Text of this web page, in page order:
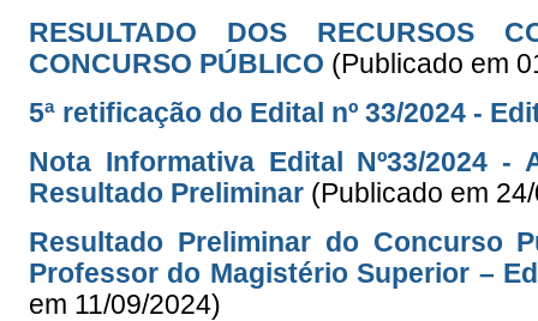
RESULTADO DOS RECURSOS
CONCURSO PÚBLICO (Publicado em
5ª retificação do Edital nº 33/2024 -
Nota Informativa Edital Nº33/2024
Resultado Preliminar (Publicado em
Resultado Preliminar do Concurso
Professor do Magistério Superior –
em 11/09/2024)